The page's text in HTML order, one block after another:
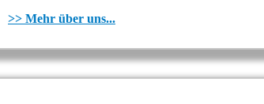
>> Mehr über uns...